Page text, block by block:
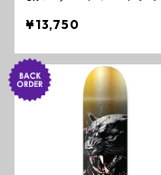
ケートボード
¥13,750